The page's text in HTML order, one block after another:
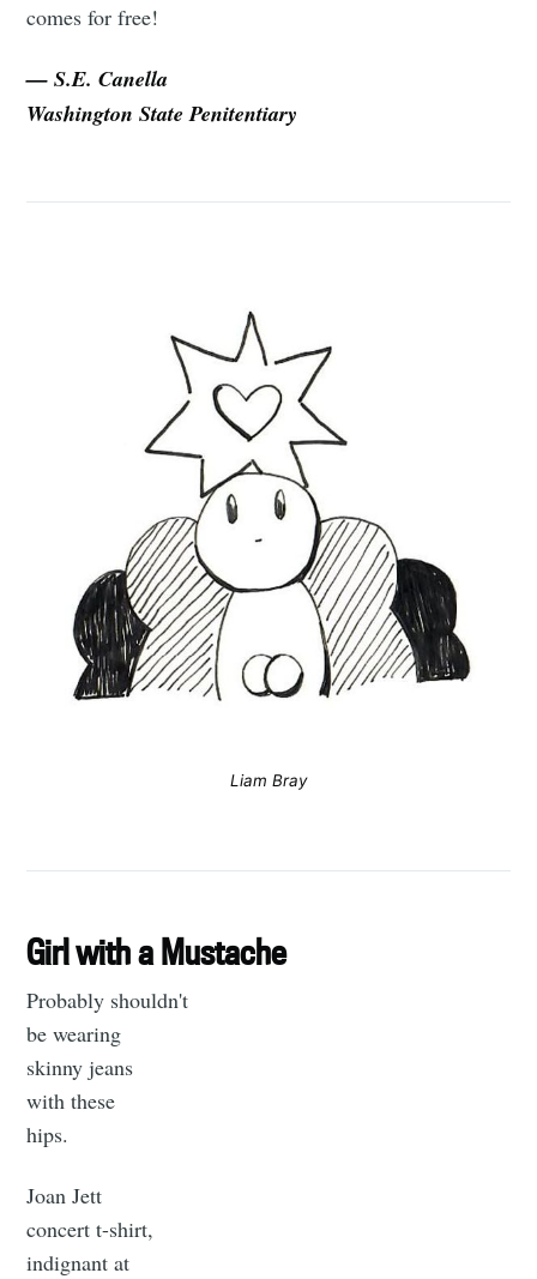
comes for free!
— S.E. Canella
Washington State Penitentiary
Liam Bray
Girl with a Mustache
Probably shouldn't
be wearing
skinny jeans
with these
hips.
Joan Jett
concert t-shirt,
indignant at